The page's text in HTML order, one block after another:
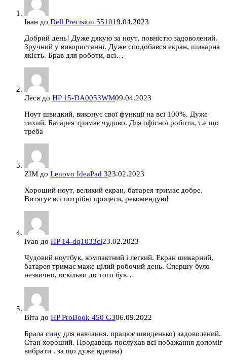
Іван до Dell Precision 551019.04.2023
Добрий день! Дуже дякую за ноут, повністю задоволений.
Зручний у використанні. Дуже сподобався екран, шикарна
якість. Брав для роботи, всі…
Леся до HP 15-DA0053WM09.04.2023
Ноут швидкий, виконує свої функції на всі 100%. Дуже
тихий. Батарея тримає чудово. Для офісної роботи, т.е що
треба
ZIM до Lenovo IdeaPad 323.02.2023
Хороший ноут, великий екран, батарея тримає добре.
Витягує всі потрібні процеси, рекомендую!
Ivan до HP 14-dq1033cl23.02.2023
Чудовий ноутбук, компактний і легкий. Екран шикарний,
батарея тримає маже цілий робочий день. Спершу було
незвично, оскільки до того був…
Віта до HP ProBook 450 G306.09.2022
Брала сину для навчання. працює швиденько) задоволений.
Стан хороший. Продавець послухав всі побажання допоміг
вибрати . за що дуже вдячна)